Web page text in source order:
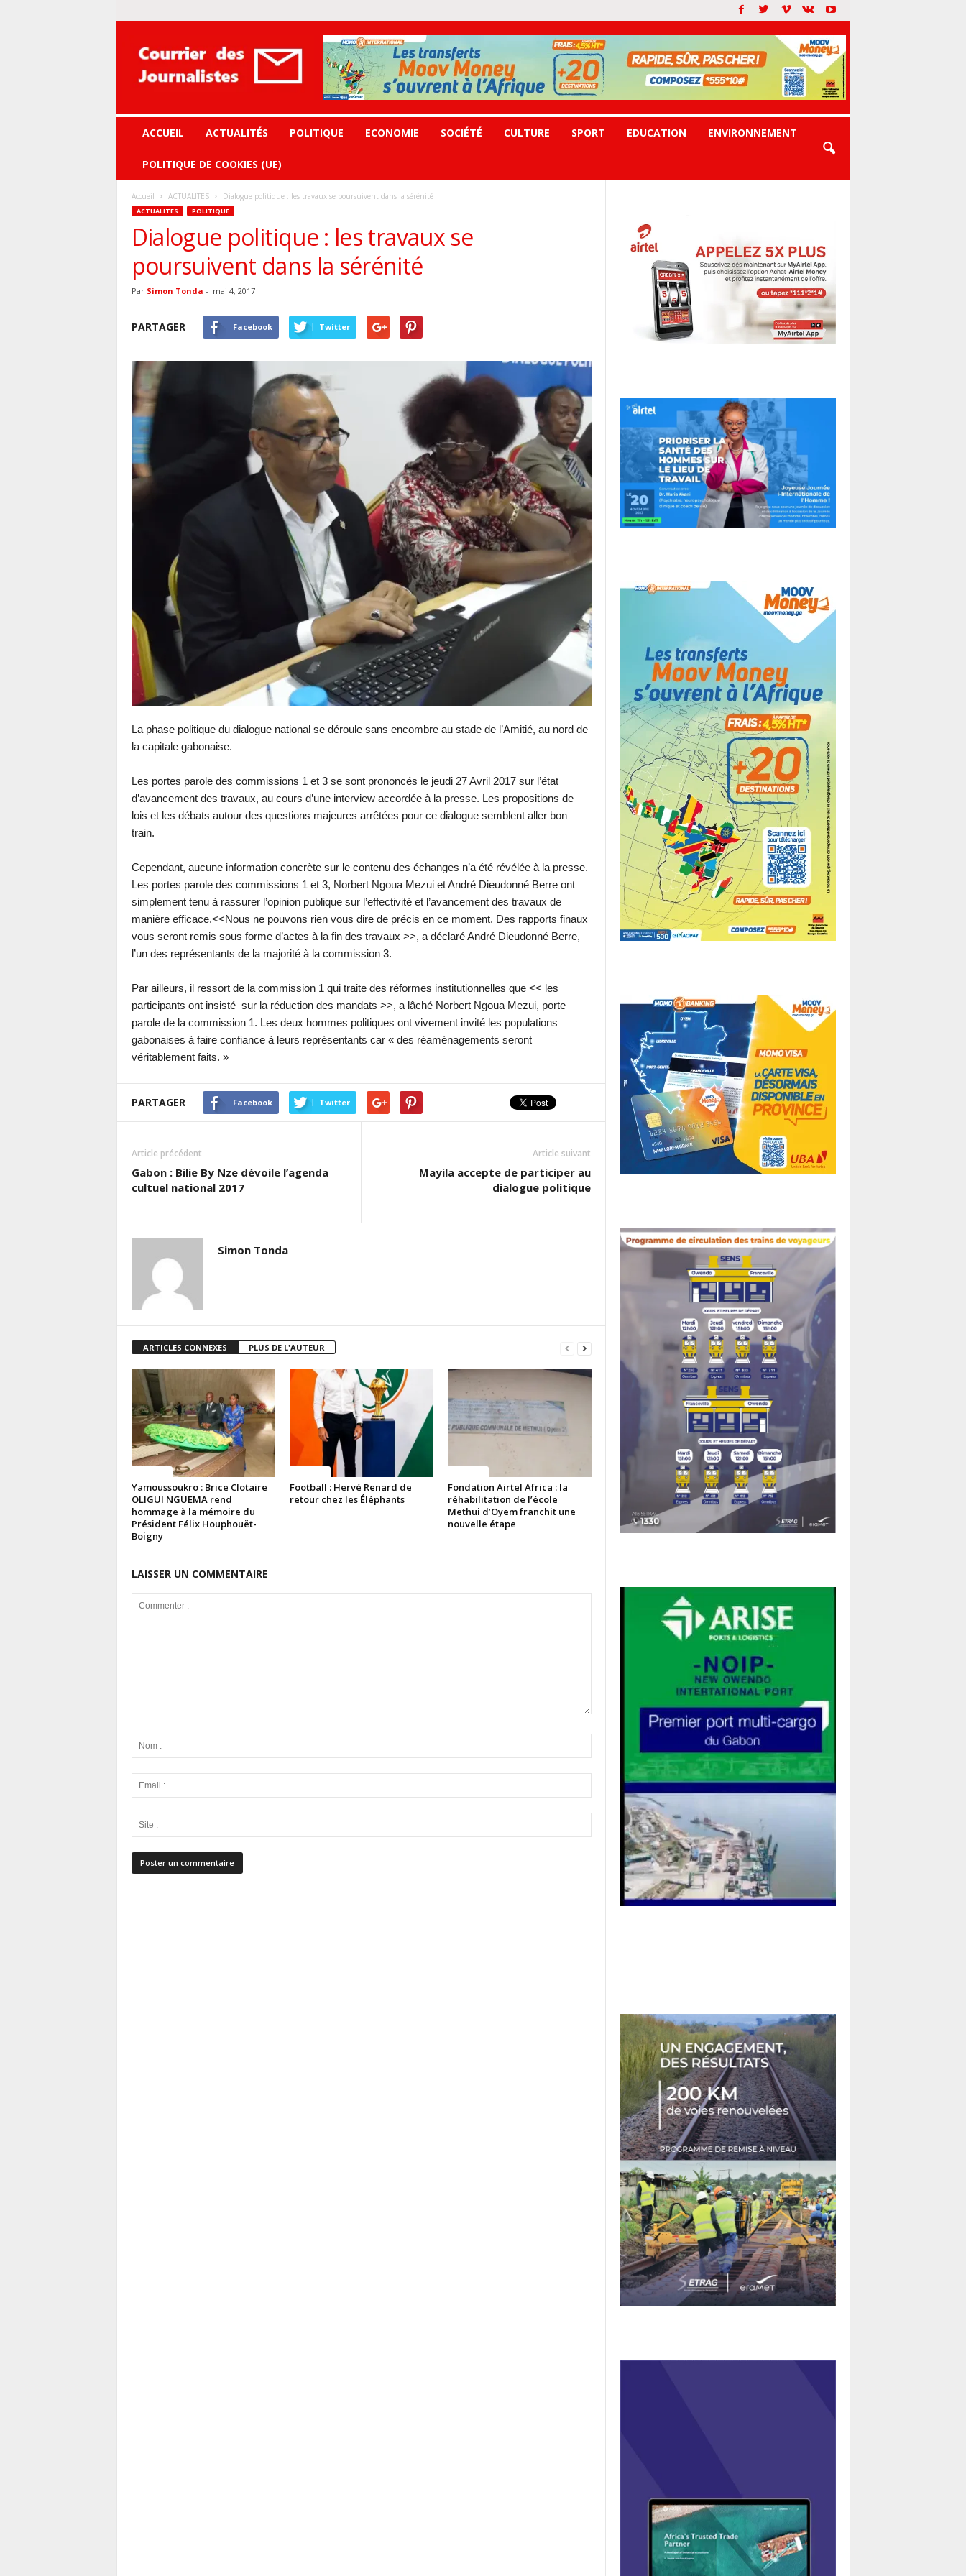
journalistes
ACCUEIL ACTUALITÉS POLITIQUE ECONOMIE SOCIÉTÉ CULTURE SPORT EDUCATION ENVIRONNEMENT
POLITIQUE DE COOKIES (UE)
Accueil ACTUALITES Dialogue politique : les travaux se poursuivent dans la sérénité
ACTUALITES POLITIQUE
Dialogue politique : les travaux se
poursuivent dans la sérénité
Par Simon Tonda - mai 4, 2017
PARTAGER Facebook Twitter
La phase politique du dialogue national se déroule sans encombre au stade de l’Amitié, au nord de
la capitale gabonaise.
Les portes parole des commissions 1 et 3 se sont prononcés le jeudi 27 Avril 2017 sur l’état
d’avancement des travaux, au cours d’une interview accordée à la presse. Les propositions de
lois et les débats autour des questions majeures arrêtées pour ce dialogue semblent aller bon
train.
Cependant, aucune information concrète sur le contenu des échanges n’a été révélée à la presse.
Les portes parole des commissions 1 et 3, Norbert Ngoua Mezui et André Dieudonné Berre ont
simplement tenu à rassurer l’opinion publique sur l’effectivité et l’avancement des travaux de
manière efficace.<<Nous ne pouvons rien vous dire de précis en ce moment. Des rapports finaux
vous seront remis sous forme d’actes à la fin des travaux >>, a déclaré André Dieudonné Berre,
l’un des représentants de la majorité à la commission 3.
Par ailleurs, il ressort de la commission 1 qui traite des réformes institutionnelles que << les
participants ont insisté sur la réduction des mandats >>, a lâché Norbert Ngoua Mezui, porte
parole de la commission 1. Les deux hommes politiques ont vivement invité les populations
gabonaises à faire confiance à leurs représentants car « des réaménagements seront
véritablement faits. »
PARTAGER Facebook Twitter
Article précédent
Gabon : Bilie By Nze dévoile l’agenda
cultuel national 2017
Article suivant
Mayila accepte de participer au
dialogue politique
Simon Tonda
ARTICLES CONNEXES PLUS DE L'AUTEUR
Yamoussoukro : Brice Clotaire
OLIGUI NGUEMA rend
hommage à la mémoire du
Président Félix Houphouët-
Boigny
Football : Hervé Renard de
retour chez les Éléphants
Fondation Airtel Africa : la
réhabilitation de l’école
Methui d’Oyem franchit une
nouvelle étape
LAISSER UN COMMENTAIRE